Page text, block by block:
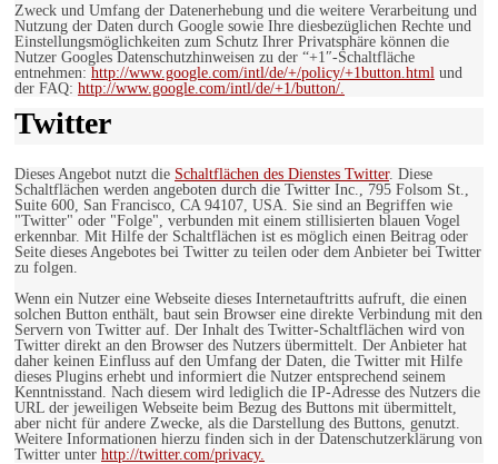
Zweck und Umfang der Datenerhebung und die weitere Verarbeitung und
Nutzung der Daten durch Google sowie Ihre diesbezüglichen Rechte und
Einstellungsmöglichkeiten zum Schutz Ihrer Privatsphäre können die
Nutzer Googles Datenschutzhinweisen zu der “+1″-Schaltfläche
entnehmen: http://www.google.com/intl/de/+/policy/+1button.html und
der FAQ: http://www.google.com/intl/de/+1/button/.
Twitter
Dieses Angebot nutzt die Schaltflächen des Dienstes Twitter. Diese
Schaltflächen werden angeboten durch die Twitter Inc., 795 Folsom St.,
Suite 600, San Francisco, CA 94107, USA. Sie sind an Begriffen wie
"Twitter" oder "Folge", verbunden mit einem stillisierten blauen Vogel
erkennbar. Mit Hilfe der Schaltflächen ist es möglich einen Beitrag oder
Seite dieses Angebotes bei Twitter zu teilen oder dem Anbieter bei Twitter
zu folgen.
Wenn ein Nutzer eine Webseite dieses Internetauftritts aufruft, die einen
solchen Button enthält, baut sein Browser eine direkte Verbindung mit den
Servern von Twitter auf. Der Inhalt des Twitter-Schaltflächen wird von
Twitter direkt an den Browser des Nutzers übermittelt. Der Anbieter hat
daher keinen Einfluss auf den Umfang der Daten, die Twitter mit Hilfe
dieses Plugins erhebt und informiert die Nutzer entsprechend seinem
Kenntnisstand. Nach diesem wird lediglich die IP-Adresse des Nutzers die
URL der jeweiligen Webseite beim Bezug des Buttons mit übermittelt,
aber nicht für andere Zwecke, als die Darstellung des Buttons, genutzt.
Weitere Informationen hierzu finden sich in der Datenschutzerklärung von
Twitter unter http://twitter.com/privacy.